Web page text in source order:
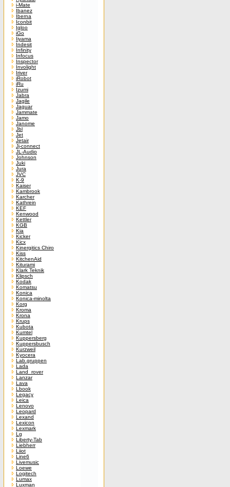
i-Mate
Ibanez
Iberna
Iconbit
Igloo
iGo
Iiyama
Indesit
Infinity
Infocus
Inspector
Involight
Iriver
iRobot
iRu
Izumi
Jabra
Jagile
Jaguar
Jammate
Jamo
Janome
Jbl
Jet
Jetair
Jj-connect
JL-Audio
Johnson
Juki
Jura
JVC
K-9
Kaiser
Kambrook
Karcher
Kathrein
KEF
Kenwood
Kettler
KGB
Kia
Kicker
Kicx
Kinergitics Chiro
Kiss
KitchenAid
Kiturami
Klark Teknik
Klipsch
Kodak
Komatsu
Konica
Konica-minolta
Korg
Kroma
Krona
Krups
Kubota
Kumtel
Kuppersberg
Kuppersbusch
Kurzweil
Kyocera
Lab.gruppen
Lada
Land_rover
Lanzar
Lava
Lbook
Legacy
Leica
Lenovo
Leopard
Lexand
Lexicon
Lexmark
Lg
Liberty-Tab
Liebherr
Liiot
Line6
Livemusic
Loewe
Logitech
Lumax
Luxman